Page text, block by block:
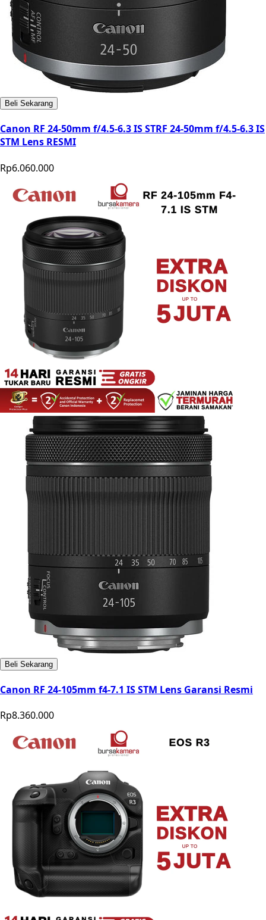
Beli Sekarang
Canon RF 24-50mm f/4.5-6.3 IS STRF 24-50mm f/4.5-6.3 IS
STM Lens RESMI
Rp6.060.000
Beli Sekarang
Canon RF 24-105mm f4-7.1 IS STM Lens Garansi Resmi
Rp8.360.000